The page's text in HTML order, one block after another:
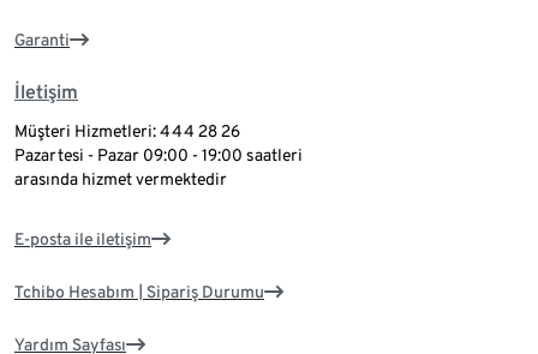
Garanti
İletişim
Müşteri Hizmetleri: 444 28 26
Pazartesi - Pazar 09:00 - 19:00 saatleri
arasında hizmet vermektedir
E-posta ile iletişim
Tchibo Hesabım | Sipariş Durumu
Yardım Sayfası